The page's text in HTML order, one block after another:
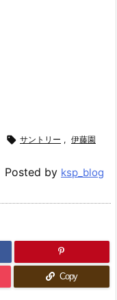
 サントリー , 伊藤園
Posted by ksp_blog
Copy